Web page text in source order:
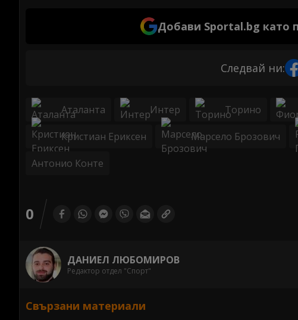
Добави Sportal.bg като
Следвай ни:
Аталанта Интер Торино
Кристиан Ериксен Марсело Брозович
Антонио Конте
0
ДАНИЕЛ ЛЮБОМИРОВ
Редактор отдел "Спорт"
Свързани материали